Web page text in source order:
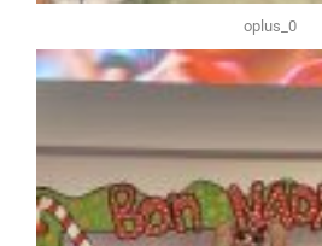
oplus_0